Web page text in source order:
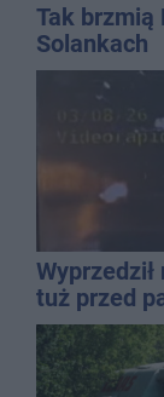
Tak brzmią
Solankach
tuż przed